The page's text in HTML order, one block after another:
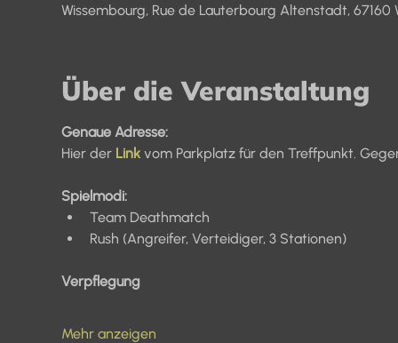
Wissembourg, Rue de Lauterbourg Altenstadt, 67160
Über die Veranstaltung
Genaue Adresse:
Hier der Link vom Parkplatz für den Treffpunkt.
Spielmodi:
Team Deathmatch
Rush (Angreifer, Verteidiger, 3 Stationen)
Verpflegung
Mehr anzeigen